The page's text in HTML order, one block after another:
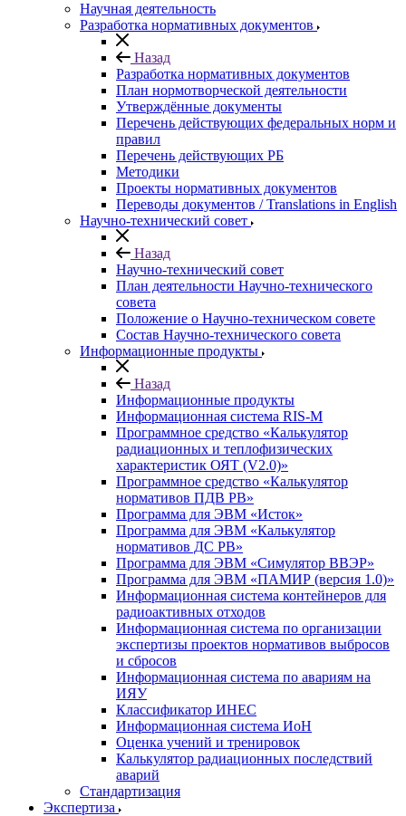
Научная деятельность
Разработка нормативных документов
Назад
Разработка нормативных документов
План нормотворческой деятельности
Утверждённые документы
Перечень действующих федеральных норм и
правил
Перечень действующих РБ
Методики
Проекты нормативных документов
Переводы документов / Translations in English
Научно-технический совет
Назад
Научно-технический совет
План деятельности Научно-технического
совета
Положение о Научно-техническом совете
Состав Научно-технического совета
Информационные продукты
Назад
Информационные продукты
Информационная система RIS-M
Программное средство «Калькулятор
радиационных и теплофизических
характеристик ОЯТ (V2.0)»
Программное средство «Калькулятор
нормативов ПДВ РВ»
Программа для ЭВМ «Исток»
Программа для ЭВМ «Калькулятор
нормативов ДС РВ»
Программа для ЭВМ «Симулятор ВВЭР»
Программа для ЭВМ «ПАМИР (версия 1.0)»
Информационная система контейнеров для
радиоактивных отходов
Информационная система по организации
экспертизы проектов нормативов выбросов
и сбросов
Информационная система по авариям на
ИЯУ
Классификатор ИНЕС
Информационная система ИоН
Оценка учений и тренировок
Калькулятор радиационных последствий
аварий
Стандартизация
Экспертиза